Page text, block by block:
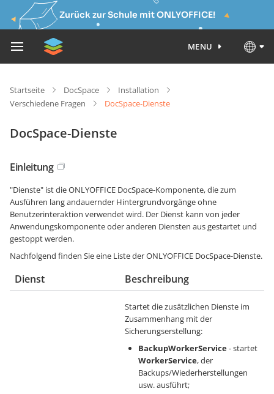
Zurück zur Schule mit ONLYOFFICE!
MENU
Startseite DocSpace
Installation
Verschiedene Fragen
DocSpace-Dienste
DocSpace-Dienste
Einleitung
"Dienste" ist die ONLYOFFICE DocSpace-Komponente, die zum
Ausführen lang andauernder Hintergrundvorgänge ohne
Benutzerinteraktion verwendet wird. Der Dienst kann von jeder
Anwendungskomponente oder anderen Diensten aus gestartet und
gestoppt werden.
Nachfolgend finden Sie eine Liste der ONLYOFFICE DocSpace-Dienste.
Dienst Beschreibung
Startet die zusätzlichen Dienste im
Zusammenhang mit der
Sicherungserstellung:
BackupWorkerService- startet
WorkerService, der
Backups/Wiederherstellungen
usw. ausführt;